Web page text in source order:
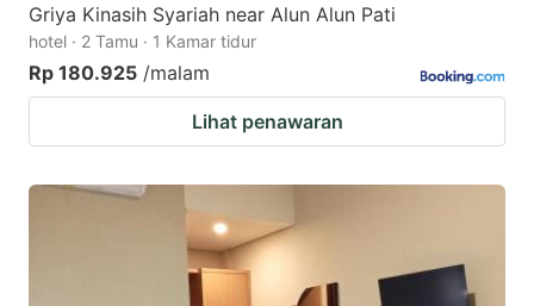
Griya Kinasih Syariah near Alun Alun Pati
hotel · 2 Tamu · 1 Kamar tidur
Rp 180.925 /malam
Lihat penawaran